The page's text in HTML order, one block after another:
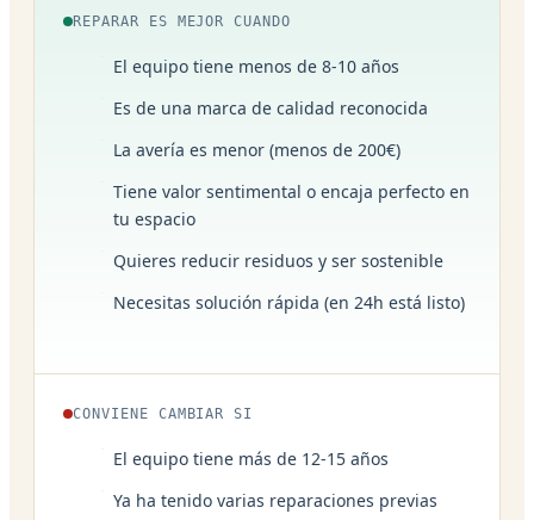
REPARAR ES MEJOR CUANDO
El equipo tiene menos de 8-10 años
Es de una marca de calidad reconocida
La avería es menor (menos de 200€)
Tiene valor sentimental o encaja perfecto en
tu espacio
Quieres reducir residuos y ser sostenible
Necesitas solución rápida (en 24h está listo)
CONVIENE CAMBIAR SI
El equipo tiene más de 12-15 años
Ya ha tenido varias reparaciones previas